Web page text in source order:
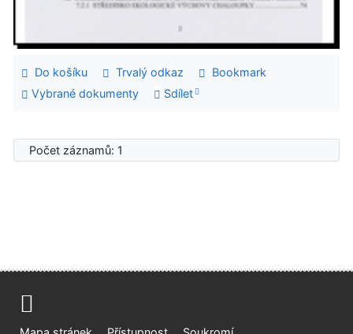
Do košíku Trvalý odkaz
Bookmark
Vybrané dokumenty
Sdílet
Počet záznamů: 1